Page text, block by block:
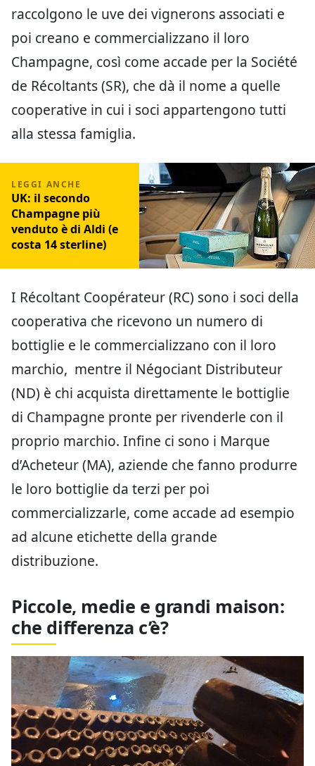
raccolgono le uve dei vignerons associati e
poi creano e commercializzano il loro
Champagne, così come accade per la Société
de Récoltants (SR), che dà il nome a quelle
cooperative in cui i soci appartengono tutti
alla stessa famiglia.
UK: il secondo
Champagne più
venduto è di Aldi (e
costa 14 sterline)
I Récoltant Coopérateur (RC) sono i soci della
cooperativa che ricevono un numero di
bottiglie e le commercializzano con il loro
marchio, mentre il Négociant Distributeur
(ND) è chi acquista direttamente le bottiglie
di Champagne pronte per rivenderle con il
proprio marchio. Infine ci sono i Marque
d’Acheteur (MA), aziende che fanno produrre
le loro bottiglie da terzi per poi
commercializzarle, come accade ad esempio
ad alcune etichette della grande
distribuzione.
Piccole, medie e grandi maison:
che differenza c’è?